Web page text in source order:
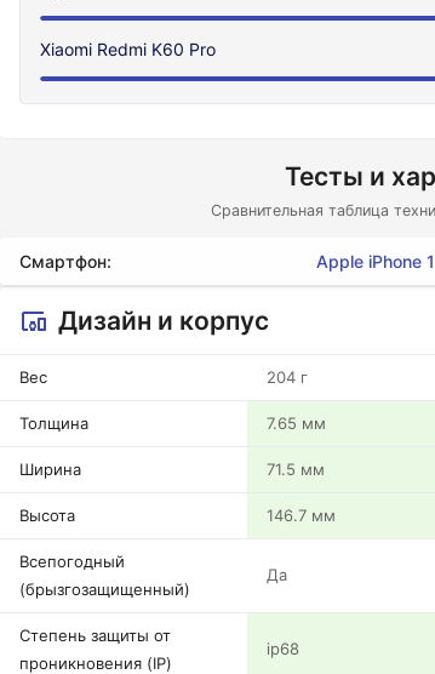
Xiaomi Redmi K60 Pro
Тесты и
Сравнительная таблица
Смартфон: Apple iPhone
Дизайн и корпус
Вес 204 г
Толщина 7.65 мм
Ширина 71.5 мм
Высота 146.7 мм
Всепогодный
(брызгозащищенный)
Да
Степень защиты от
проникновения (IP)
ip68